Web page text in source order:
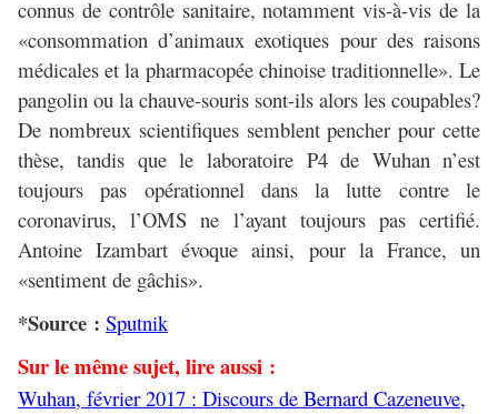
connus de contrôle sanitaire, notamment vis-à-vis de la
«consommation d’animaux exotiques pour des raisons
médicales et la pharmacopée chinoise traditionnelle». Le
pangolin ou la chauve-souris sont-ils alors les coupables?
De nombreux scientifiques semblent pencher pour cette
thèse, tandis que le laboratoire P4 de Wuhan n’est
toujours pas opérationnel dans la lutte contre le
coronavirus, l’OMS ne l’ayant toujours pas certifié.
Antoine Izambart évoque ainsi, pour la France, un
«sentiment de gâchis».
*Source : Sputnik
Sur le même sujet, lire aussi :
Wuhan, février 2017 : Discours de Bernard Cazeneuve,